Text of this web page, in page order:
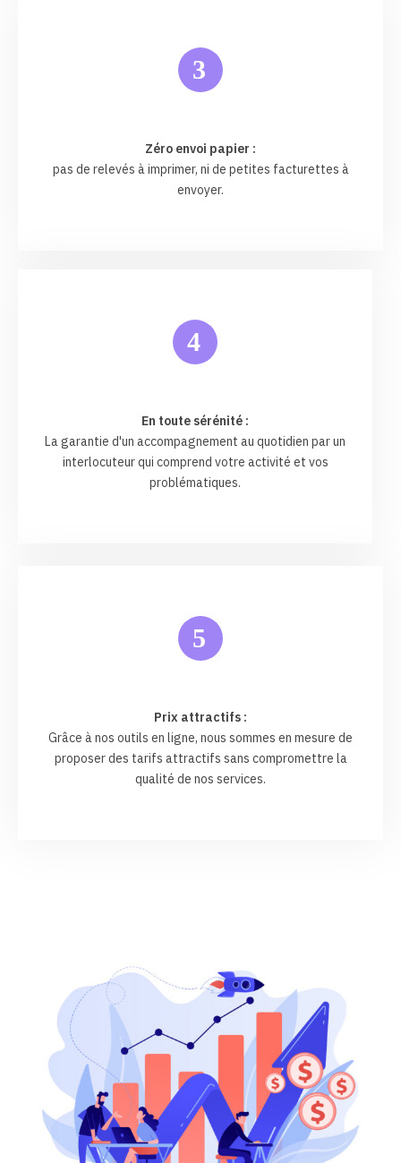
3
Zéro envoi papier :
pas de relevés à imprimer, ni de petites facturettes à
envoyer.
4
En toute sérénité :
La garantie d'un accompagnement au quotidien par un
interlocuteur qui comprend votre activité et vos
problématiques.
5
Prix attractifs :
Grâce à nos outils en ligne, nous sommes en mesure de
proposer des tarifs attractifs sans compromettre la
qualité de nos services.